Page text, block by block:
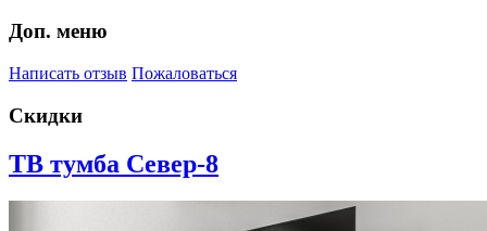
Доп. меню
Написать отзыв Пожаловаться
Скидки
ТВ тумба Север-8